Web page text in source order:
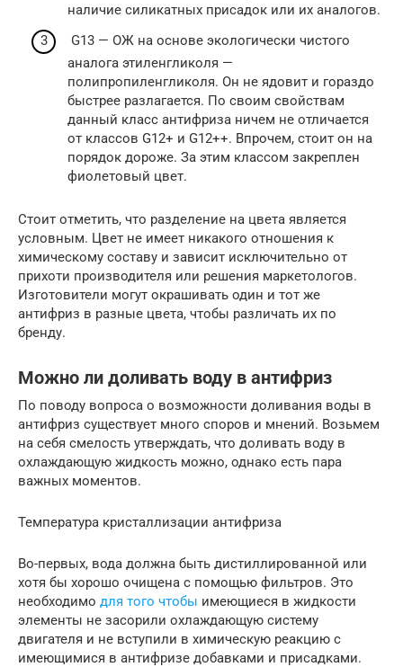
наличие силикатных присадок или их аналогов.
G13 — ОЖ на основе экологически чистого
аналога этиленгликоля —
полипропиленгликоля. Он не ядовит и гораздо
быстрее разлагается. По своим свойствам
данный класс антифриза ничем не отличается
от классов G12+ и G12++. Впрочем, стоит он на
порядок дороже. За этим классом закреплен
фиолетовый цвет.
Стоит отметить, что разделение на цвета является
условным. Цвет не имеет никакого отношения к
химическому составу и зависит исключительно от
прихоти производителя или решения маркетологов.
Изготовители могут окрашивать один и тот же
антифриз в разные цвета, чтобы различать их по
бренду.
Можно ли доливать воду в антифриз
По поводу вопроса о возможности доливания воды в
антифриз существует много споров и мнений. Возьмем
на себя смелость утверждать, что доливать воду в
охлаждающую жидкость можно, однако есть пара
важных моментов.
Температура кристаллизации антифриза
Во-первых, вода должна быть дистиллированной или
хотя бы хорошо очищена с помощью фильтров. Это
необходимо для того чтобы имеющиеся в жидкости
элементы не засорили охлаждающую систему
двигателя и не вступили в химическую реакцию с
имеющимися в антифризе добавками и присадками.